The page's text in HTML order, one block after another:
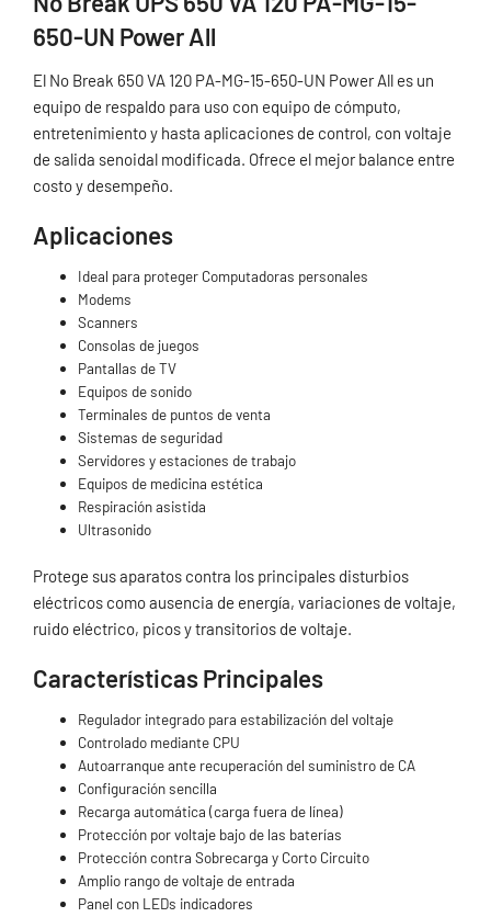
650-UN Power All
El No Break 650 VA 120 PA-MG-15-650-UN Power All es un
equipo de respaldo para uso con equipo de cómputo,
entretenimiento y hasta aplicaciones de control, con voltaje
de salida senoidal modificada. Ofrece el mejor balance entre
costo y desempeño.
Aplicaciones
Ideal para proteger Computadoras personales
Modems
Scanners
Consolas de juegos
Pantallas de TV
Equipos de sonido
Terminales de puntos de venta
Sistemas de seguridad
Servidores y estaciones de trabajo
Equipos de medicina estética
Respiración asistida
Ultrasonido
Protege sus aparatos contra los principales disturbios
eléctricos como ausencia de energía, variaciones de voltaje,
ruido eléctrico, picos y transitorios de voltaje.
Características Principales
Regulador integrado para estabilización del voltaje
Controlado mediante CPU
Autoarranque ante recuperación del suministro de CA
Configuración sencilla
Recarga automática (carga fuera de línea)
Protección por voltaje bajo de las baterías
Protección contra Sobrecarga y Corto Circuito
Amplio rango de voltaje de entrada
Panel con LEDs indicadores